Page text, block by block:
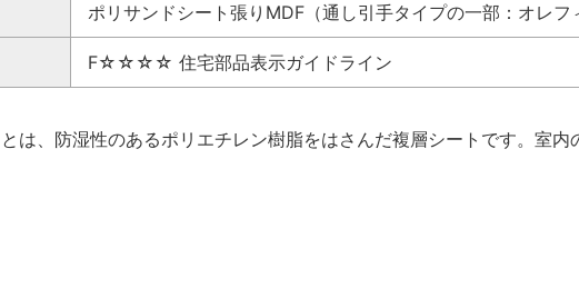
ポリサンドシート張りMDF（通し引手タイプの一部：オレフ
F☆☆☆☆ 住宅部品表示ガイドライン
は、防湿性のあるポリエチレン樹脂をはさんだ複層シートです。室